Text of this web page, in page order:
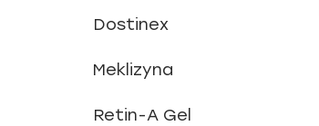
Dostinex
Meklizyna
Retin-A Gel